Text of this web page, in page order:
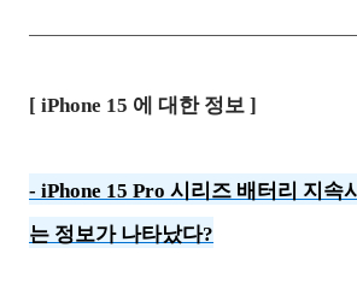
[ iPhone 15 에 대한 정보 ]
- iPhone 15 Pro 시리즈 배터리 지속
는 정보가 나타났다?